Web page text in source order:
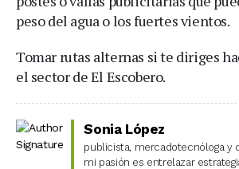
peso del agua o los fuertes vientos.
Tomar rutas alternas si te diriges
el sector de El Escobero.
Sonia López
publicista, mercadotecnóloga y
mi pasión es entrelazar